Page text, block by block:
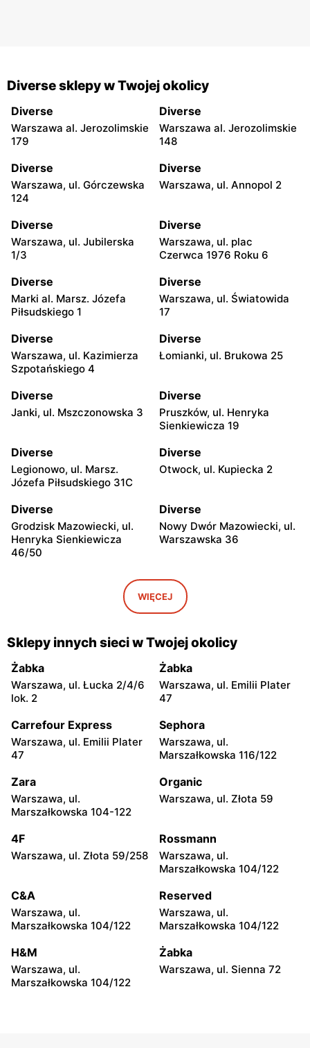
Diverse sklepy w Twojej okolicy
Diverse
Warszawa al. Jerozolimskie
179
Diverse
Warszawa al. Jerozolimskie
148
Diverse
Warszawa, ul. Górczewska
124
Diverse
Warszawa, ul. Annopol 2
Diverse
Warszawa, ul. Jubilerska
1/3
Diverse
Warszawa, ul. plac
Czerwca 1976 Roku 6
Diverse
Marki al. Marsz. Józefa
Piłsudskiego 1
Diverse
Warszawa, ul. Światowida
17
Diverse
Warszawa, ul. Kazimierza
Szpotańskiego 4
Diverse
Łomianki, ul. Brukowa 25
Diverse
Janki, ul. Mszczonowska 3
Diverse
Pruszków, ul. Henryka
Sienkiewicza 19
Diverse
Legionowo, ul. Marsz.
Józefa Piłsudskiego 31C
Diverse
Otwock, ul. Kupiecka 2
Diverse
Grodzisk Mazowiecki, ul.
Henryka Sienkiewicza
46/50
Diverse
Nowy Dwór Mazowiecki, ul.
Warszawska 36
Diverse
Grójec, ul. Armii Krajowej
50
Diverse
Żyrardów, ul. Mały Rynek 7
Diverse
Wyszków, ul. Gen. Józefa
Sowińskiego 66
Diverse Diverse
Diverse
Garwolin al. Legionów 2
Diverse
Płońsk, ul. Żołnierzy
Diverse
Skierniewice, ul.
Diverse
Diverse Diverse
Opinogóra Górna, ul.
Diverse
Kozienice, ul. Batalionów
Diverse
Siedlce, ul. Józefa
Diverse
Sokołów Podlaski, ul. Długa
Diverse
WIĘCEJ
Sklepy innych sieci w Twojej okolicy
Żabka
Warszawa, ul. Łucka 2/4/6
lok. 2
Żabka
Warszawa, ul. Emilii Plater
47
Carrefour Express
Warszawa, ul. Emilii Plater
47
Sephora
Warszawa, ul.
Marszałkowska 116/122
Zara
Warszawa, ul.
Marszałkowska 104-122
Organic
Warszawa, ul. Złota 59
4F
Warszawa, ul. Złota 59/258
Rossmann
Warszawa, ul.
Marszałkowska 104/122
C&A
Warszawa, ul.
Marszałkowska 104/122
Reserved
Warszawa, ul.
Marszałkowska 104/122
H&M
Warszawa, ul.
Marszałkowska 104/122
Żabka
Warszawa, ul. Sienna 72